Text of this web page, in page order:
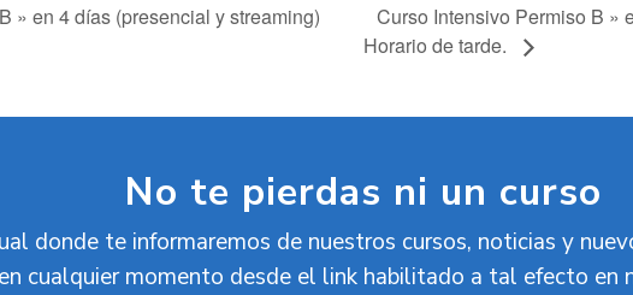
» en 4 días (presencial y streaming)
Curso Intensivo Permiso B »
Horario de tarde.
No te pierdas ni un curso
donde te informaremos de nuestros cursos, noticias y
cualquier momento desde el link habilitado a tal efecto en